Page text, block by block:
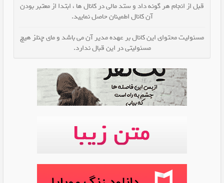
قبل از انجام هر گونه داد و ستد مالی در کانال ها ، ابتدا از معتبر بودن
آن کانال اطمینان حاصل نمایید.
مسئولیت محتوای این کانال بر عهده مدیر آن می باشد و مای چنلز هیچ
مسئولیتی در این قبال ندارد.